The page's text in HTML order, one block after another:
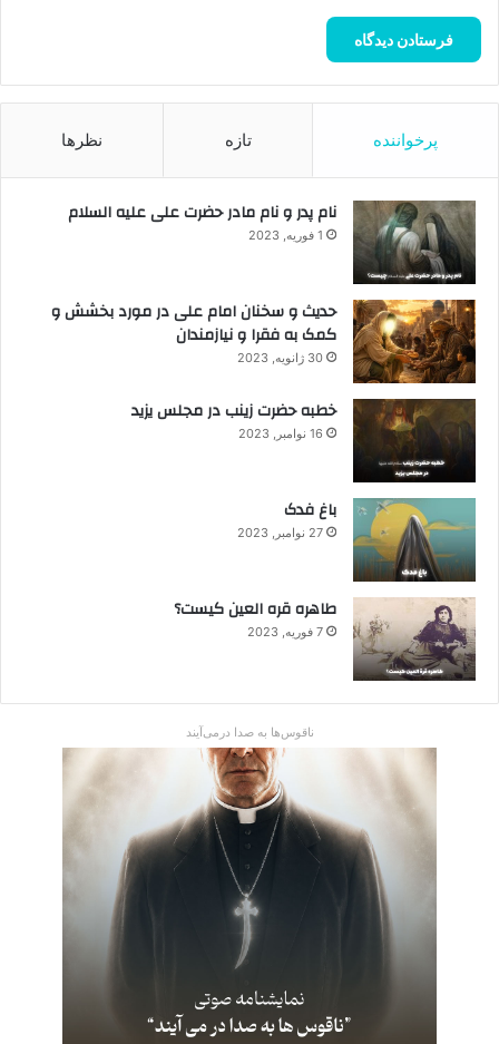
پرخواننده تازه نظرها
نام پدر و نام مادر حضرت علی علیه السلام
1 فوریه, 2023
حدیث و سخنان امام علی در مورد بخشش و
کمک به فقرا و نیازمندان
30 ژانویه, 2023
خطبه حضرت زینب در مجلس یزید
16 نوامبر, 2023
باغ فدک
27 نوامبر, 2023
طاهره قره العین کیست؟
7 فوریه, 2023
ناقوس‌ها به صدا در‌می‌آیند